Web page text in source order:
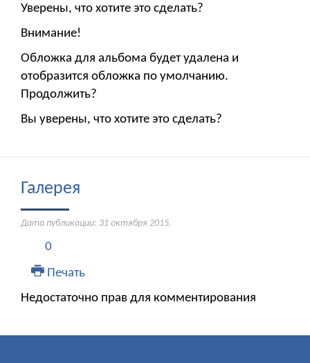
Уверены, что хотите это сделать?
Внимание!
Обложка для альбома будет удалена и
отобразится обложка по умолчанию.
Продолжить?
Вы уверены, что хотите это сделать?
Галерея
Дата публикации: 31 октября 2015.
0
Печать
Недостаточно прав для комментирования